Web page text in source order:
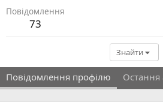
Повідомлення
73
Знайти
Повідомлення профілю Остання